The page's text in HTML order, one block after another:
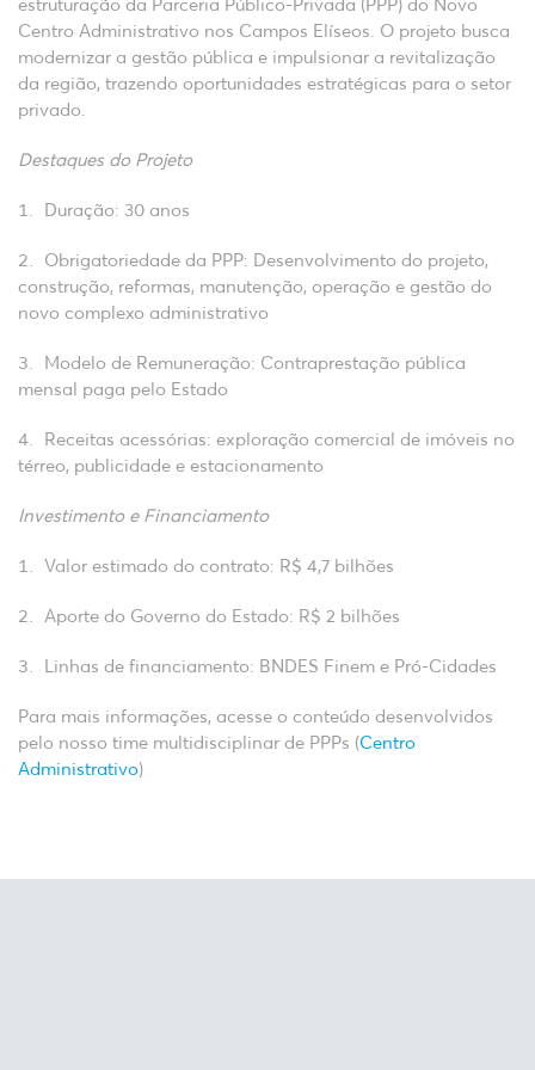
estruturação da Parceria Público-Privada (PPP) do Novo
Centro Administrativo nos Campos Elíseos. O projeto busca
modernizar a gestão pública e impulsionar a revitalização
da região, trazendo oportunidades estratégicas para o setor
privado.
Destaques do Projeto
Duração: 30 anos
Obrigatoriedade da PPP: Desenvolvimento do projeto,
construção, reformas, manutenção, operação e gestão do
novo complexo administrativo
Modelo de Remuneração: Contraprestação pública
mensal paga pelo Estado
Receitas acessórias: exploração comercial de imóveis no
térreo, publicidade e estacionamento
Investimento e Financiamento
Valor estimado do contrato: R$ 4,7 bilhões
Aporte do Governo do Estado: R$ 2 bilhões
Linhas de financiamento: BNDES Finem e Pró-Cidades
Para mais informações, acesse o conteúdo desenvolvidos
pelo nosso time multidisciplinar de PPPs (Centro
Administrativo)